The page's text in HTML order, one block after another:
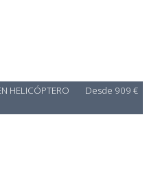
HELICÓPTERO Desde 909 €